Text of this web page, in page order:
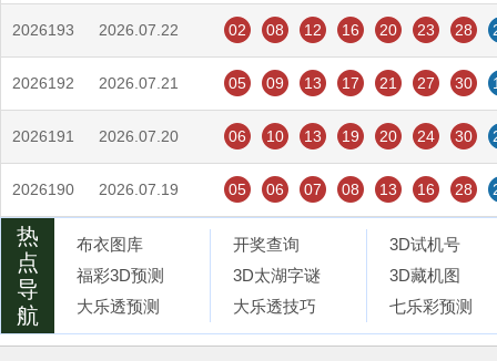
2026193 2026.07.22 02 08 12 16 20 23 28
2026192 2026.07.21 05 09 13 17 21 27 30
2026191 2026.07.20 06 10 13 19 20 24 30
2026190 2026.07.19 05 06 07 08 13 16 28
热
点
导
航
布衣图库 开奖查询
3D试机号
福彩3D预测
3D太湖字谜
3D藏机图
大乐透预测
大乐透技巧 七乐彩预测